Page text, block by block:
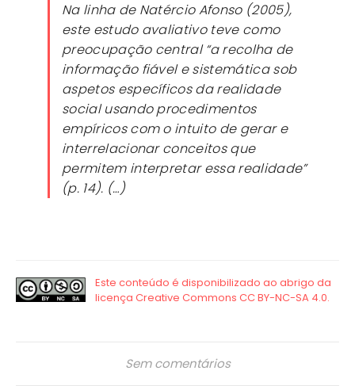
Na linha de Natércio Afonso (2005),
este estudo avaliativo teve como
preocupação central “a recolha de
informação fiável e sistemática sob
aspetos específicos da realidade
social usando procedimentos
empíricos com o intuito de gerar e
interrelacionar conceitos que
permitem interpretar essa realidade”
(p. 14). (…)
Sem comentários